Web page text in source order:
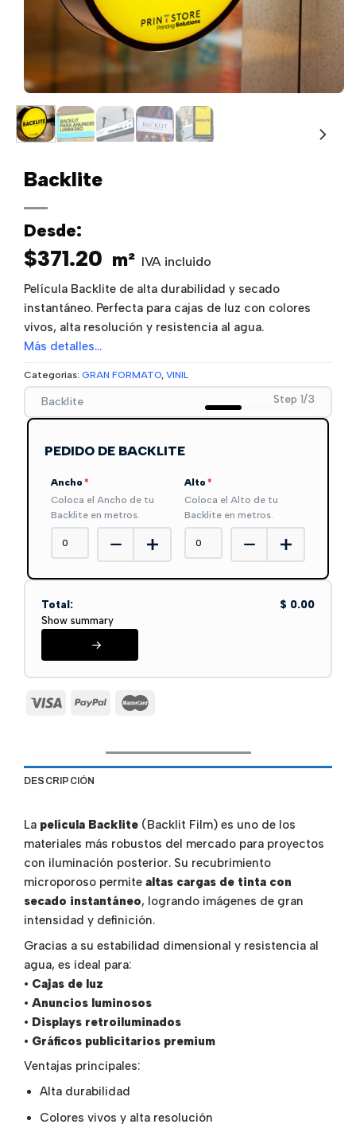
Backlite
Desde:
$371.20 m² IVA incluido
Película Backlite de alta durabilidad y secado
instantáneo. Perfecta para cajas de luz con colores
vivos, alta resolución y resistencia al agua.
Más detalles…
Categorías: GRAN FORMATO VINIL
Backlite Step 1/3
PEDIDO DE BACKLITE
Ancho *
Coloca el Ancho de tu
Backlite en metros.
Alto *
Coloca el Alto de tu
Backlite en metros.
Total:
$ 0.00
Show summary
DESCRIPCIÓN
La película Backlite (Backlit Film) es uno de los
materiales más robustos del mercado para proyectos
con iluminación posterior. Su recubrimiento
microporoso permite altas cargas de tinta con
secado instantáneo, logrando imágenes de gran
intensidad y definición.
Gracias a su estabilidad dimensional y resistencia al
agua, es ideal para:
• Cajas de luz
• Anuncios luminosos
• Displays retroiluminados
• Gráficos publicitarios premium
Ventajas principales:
Alta durabilidad
Colores vivos y alta resolución